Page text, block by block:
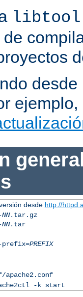
libtool
desde http://
NN.tar.gz
NN.tar
PREFIX
apache2.conf
-k start